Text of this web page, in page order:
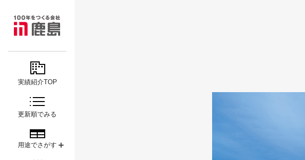
PROJECTS
実績紹介TOP
更新順でみる
用途でさがす